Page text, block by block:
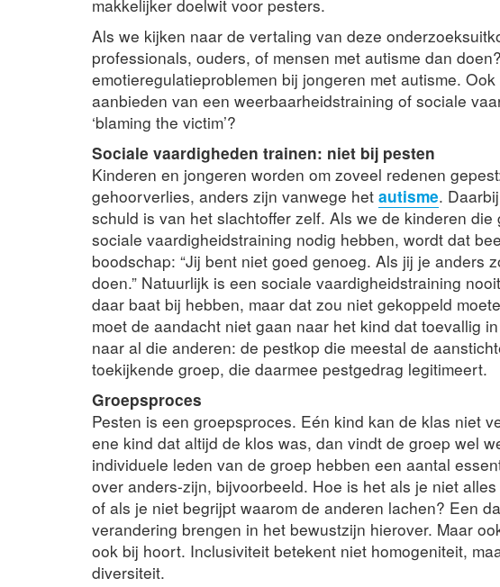
makkelijker doelwit voor pesters.
Als we kijken naar de vertaling van deze
professionals, ouders, of mensen met autisme dan
emotieregulatieproblemen bij jongeren met autisme.
aanbieden van een weerbaarheidstraining of sociale
‘blaming the victim’?
Sociale vaardigheden trainen: niet bij pesten
Kinderen en jongeren worden om zoveel redenen
gehoorverlies, anders zijn vanwege het autisme.
schuld is van het slachtoffer zelf. Als we de kinderen
sociale vaardigheidstraining nodig hebben, wordt dat
boodschap: “Jij bent niet goed genoeg. Als jij je anders
doen.” Natuurlijk is een sociale vaardigheidstraining
daar baat bij hebben, maar dat zou niet gekoppeld
moet de aandacht niet gaan naar het kind dat toevallig
naar al die anderen: de pestkop die meestal de
toekijkende groep, die daarmee pestgedrag legitimeert.
Groepsproces
Pesten is een groepsproces. Eén kind kan de klas niet
ene kind dat altijd de klos was, dan vindt de groep wel
individuele leden van de groep hebben een aantal
over anders-zijn, bijvoorbeeld. Hoe is het als je niet
of als je niet begrijpt waarom de anderen lachen? Een
verandering brengen in het bewustzijn hierover. Maar
ook bij hoort. Inclusiviteit betekent niet homogeniteit,
diversiteit.